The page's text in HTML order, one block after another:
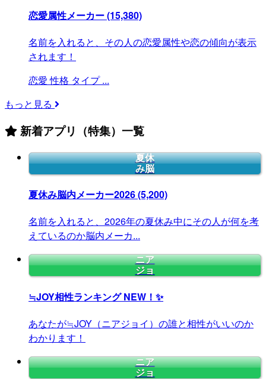
恋愛属性メーカー(15,380)
名前を入れると、その人の恋愛属性や恋の傾向が表示
されます！
恋愛 性格 タイプ ...
もっと見る
新着アプリ（特集）一覧
夏休
み脳
夏休み脳内メーカー2026(5,200)
名前を入れると、2026年の夏休み中にその人が何を考
えているのか脳内メーカ...
ニア
ジョ
≒JOY相性ランキングNEW！✨
あなたが≒JOY（ニアジョイ）の誰と相性がいいのか
わかります！
ニア
ジョ